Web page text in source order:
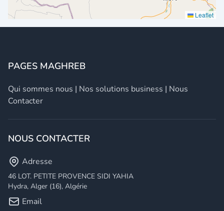
Leaflet
PAGES MAGHREB
Qui sommes nous | Nos solutions business | Nous
Contacter
NOUS CONTACTER
Adresse
46 LOT. PETITE PROVENCE SIDI YAHIA
Hydra, Alger (16), Algérie
Email